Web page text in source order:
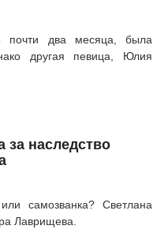
почти два месяца, была
другая певица, Юлия
наследство
самозванка? Светлана
Лаврищева.